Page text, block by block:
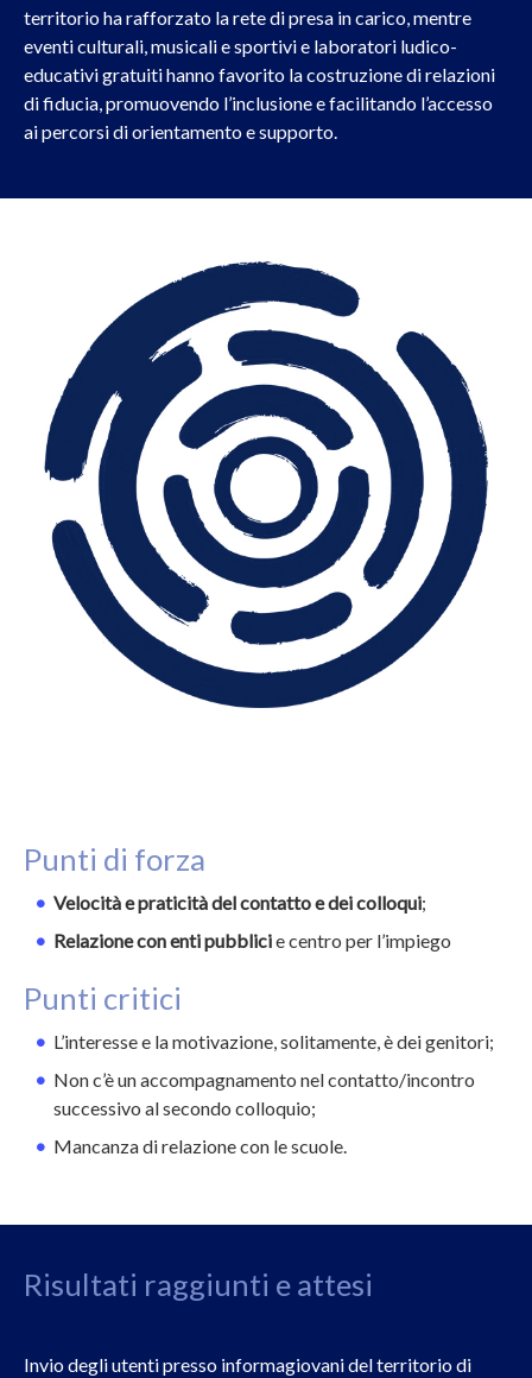
territorio ha rafforzato la rete di presa in carico, mentre
eventi culturali, musicali e sportivi e laboratori ludico-
educativi gratuiti hanno favorito la costruzione di relazioni
di fiducia, promuovendo l’inclusione e facilitando l’accesso
ai percorsi di orientamento e supporto.
Punti di forza
Velocità e praticità del contatto e dei colloqui;
Relazione con enti pubblicie centro per l’impiego
Punti critici
L’interesse e la motivazione, solitamente, è dei genitori;
Non c’è un accompagnamento nel contatto/incontro
successivo al secondo colloquio;
Mancanza di relazione con le scuole.
Risultati raggiunti e attesi
Invio degli utenti presso informagiovani del territorio di